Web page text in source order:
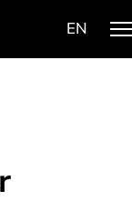
EN